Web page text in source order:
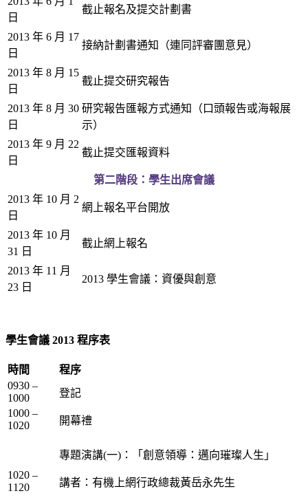
日
截止報名及提交計劃書
2013 年 6 月 17
日
接納計劃書通知（連同評審團意見）
2013 年 8 月 15
日
截止提交研究報告
2013 年 8 月 30
日
研究報告匯報方式通知（口頭報告或海報展
示）
2013 年 9 月 22
日
截止提交匯報資料
第二階段：學生出席會議
2013 年 10 月 2
日
網上報名平台開放
2013 年 10 月
31 日
截止網上報名
2013 年 11 月
23 日
2013 學生會議：資優與創意
學生會議 2013 程序表
時間
程序
0930 –
1000
登記
1000 –
1020
開幕禮
1020 –
1120
專題演講(一)：「創意領導：邁向璀璨人生」
講者：有機上網行政總裁黃岳永先生